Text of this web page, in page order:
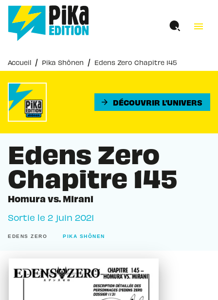
MENU RECHERCHE
PIED DE PAGE
menu
Accueil / Pika Shônen / Edens Zero Chapitre 145
arrow_forward DÉCOUVRIR L'UNIVERS
Edens Zero
Chapitre 145
Homura vs. Mirani
Sortie le 2 juin 2021
EDENS ZERO PIKA SHÔNEN